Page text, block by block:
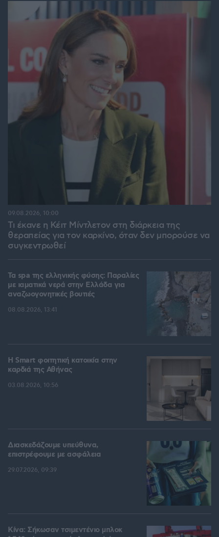
Τι έκανε η Κέιτ Μίντλετον στη διάρκεια της
θεραπείας για τον καρκίνο, όταν δεν μπορούσε να
συγκεντρωθεί
09.08.2026, 10:00
Τα spa της ελληνικής φύσης: Παραλίες
με ιαματικά νερά στην Ελλάδα για
αναζωογονητικές βουτιές
08.08.2026, 13:41
Η Smart φοιτητική κατοικία στην
καρδιά της Αθήνας
03.08.2026, 10:56
Διασκεδάζουμε υπεύθυνα,
επιστρέφουμε με ασφάλεια
29.07.2026, 09:39
Κίνα: Σήκωσαν τσιμεντένιο μπλοκ